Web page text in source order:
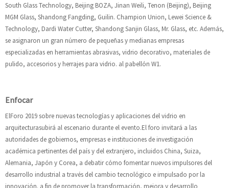
South Glass Technology, Beijing BOZA, Jinan Weili, Tenon (Beijing), Beijing
MGM Glass, Shandong Fangding, Guilin. Champion Union, Lewei Science &
Technology, Dardi Water Cutter, Shandong Sanjin Glass, Mr. Glass, etc. Además,
se asignaron un gran número de pequeñas y medianas empresas
especializadas en herramientas abrasivas, vidrio decorativo, materiales de
pulido, accesorios y herrajes para vidrio. al pabellón W1.
Enfocar
ElForo 2019 sobre nuevas tecnologías y aplicaciones del vidrio en
arquitecturasubirá al escenario durante el evento.El foro invitará a las
autoridades de gobiernos, empresas e instituciones de investigación
académica pertinentes del país y del extranjero, incluidos China, Suiza,
Alemania, Japón y Corea, a debatir cómo fomentar nuevos impulsores del
desarrollo industrial a través del cambio tecnológico e impulsado por la
innovación. a fin de promover la transformación, mejora y desarrollo